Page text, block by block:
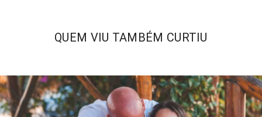
QUEM VIU TAMBÉM CURTIU